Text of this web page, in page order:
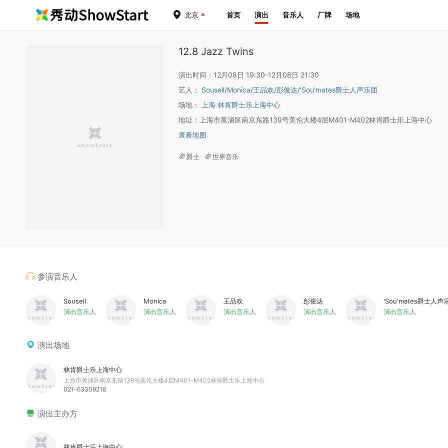
北京 首页 演出 音乐人 厂牌 场地
12.8 Jazz Twins
演出时间：12月08日 19:30-12月08日 21:30
艺人： Sousell/Monica/王品欢/彭俊达/'Sou'mates爵士人声乐团
场地：
上海 林肯爵士乐上海中心
地址：上海市黄浦区南京东路139号美伦大楼4层M401-M402林肯爵士乐上海中心
查看地图
爵士 世界音乐
参演音乐人
Sousell
演出音乐人
Monica
演出音乐人
王品欢
演出音乐人
彭俊达
演出音乐人
'Sou'mates爵士人声
演出音乐人
演出场地
林肯爵士乐上海中心
上海市黄浦区南京东路139号美伦大楼4层M401-M402林肯爵士乐上海中心
021-63309218
演出主办方